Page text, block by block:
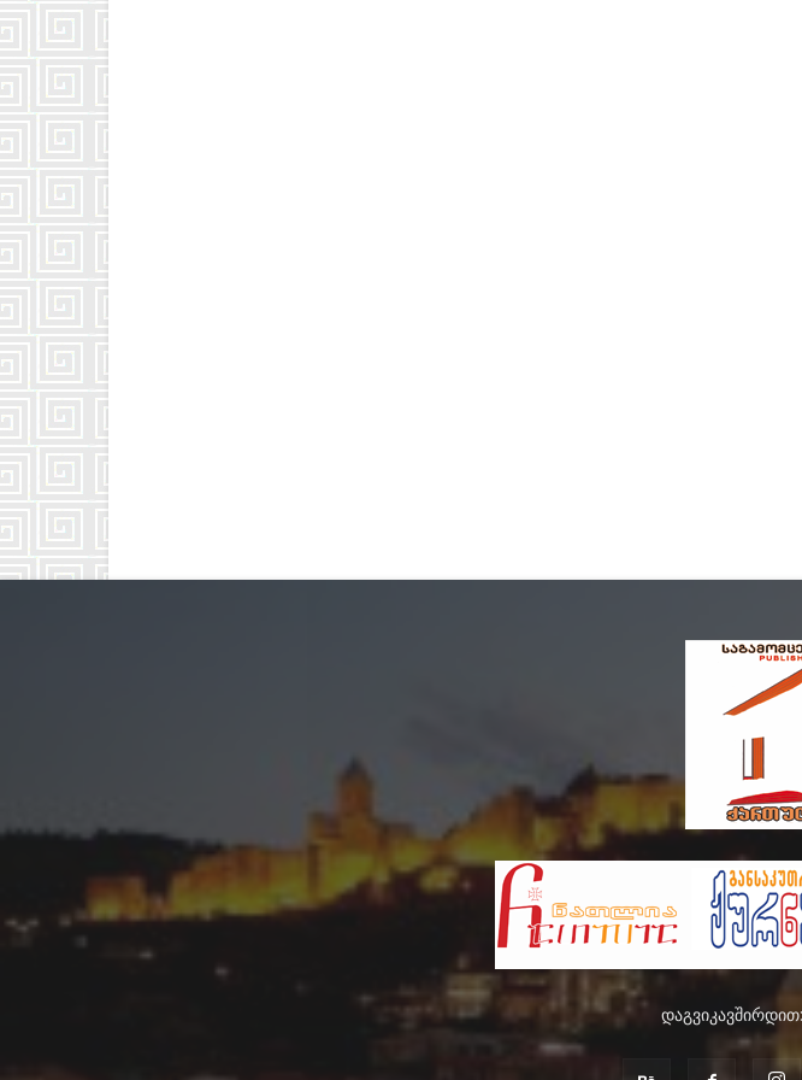
დაგვიკავშირდით: